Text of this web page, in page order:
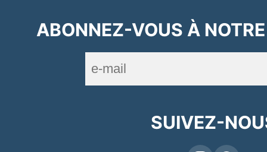
ABONNEZ-VOUS À
SUIVEZ-